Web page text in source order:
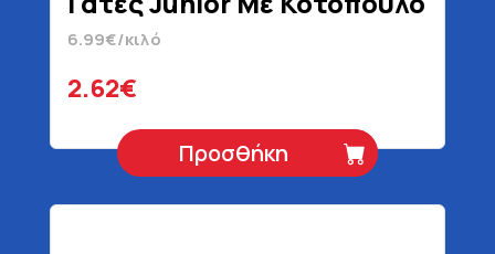
Γαλοπούλα Γάλα &
Λαχανικά 375 gr
6.99€/κιλό
2.62€
Προσθήκη